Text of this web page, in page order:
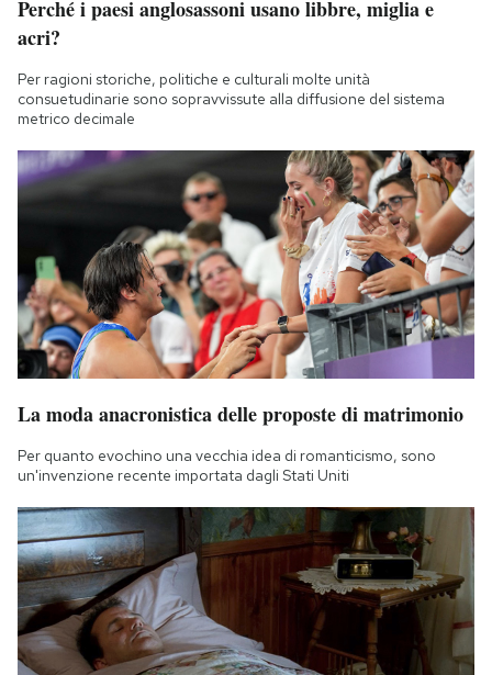
Perché i paesi anglosassoni usano libbre, miglia e
acri?
Per ragioni storiche, politiche e culturali molte unità
consuetudinarie sono sopravvissute alla diffusione del sistema
metrico decimale
La moda anacronistica delle proposte di matrimonio
Per quanto evochino una vecchia idea di romanticismo, sono
un'invenzione recente importata dagli Stati Uniti